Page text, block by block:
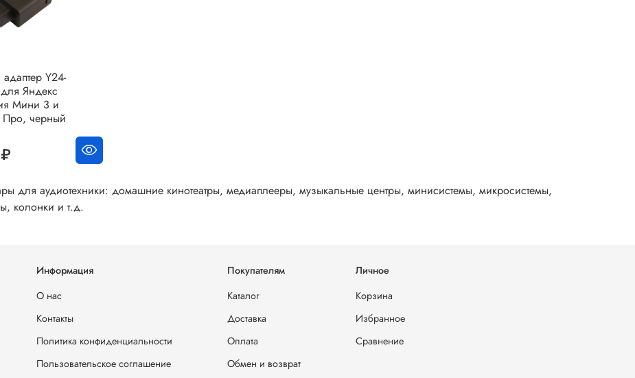
адаптер Y24-
Яндекс
Мини 3 и
черный
для аудиотехники: домашние кинотеатры, медиаплееры, музыкальные центры, минисистемы, микросистемы,
колонки и т.д.
Информация
О нас
Контакты
Политика конфиденциальности
Пользовательское соглашение
Покупателям
Каталог
Доставка
Оплата
Обмен и возврат
Личное
Корзина
Избранное
Сравнение